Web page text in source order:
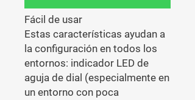
Fácil de usar
Estas características ayudan a
la configuración en todos los
entornos: indicador LED de
aguja de dial (especialmente en
un entorno con poca